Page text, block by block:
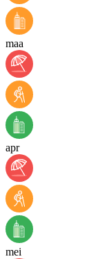
maa
apr
mei